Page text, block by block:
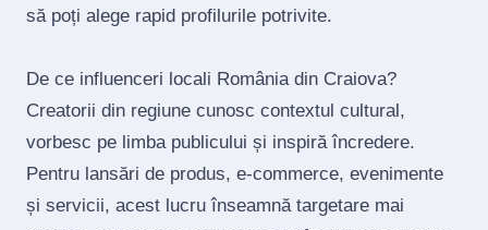
să poți alege rapid profilurile potrivite.
De ce influenceri locali România din Craiova?
Creatorii din regiune cunosc contextul cultural,
vorbesc pe limba publicului și inspiră încredere.
Pentru lansări de produs, e‑commerce, evenimente
și servicii, acest lucru înseamnă targetare mai